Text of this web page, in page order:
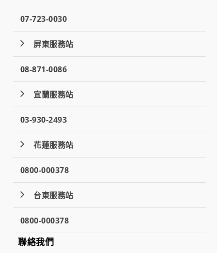
07-723-0030
屏東服務站
08-871-0086
宜蘭服務站
03-930-2493
花蓮服務站
0800-000378
台東服務站
0800-000378
聯絡我們